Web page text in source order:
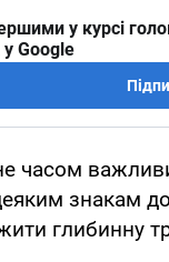
у курсі
у Google
часом
знакам
глибинну